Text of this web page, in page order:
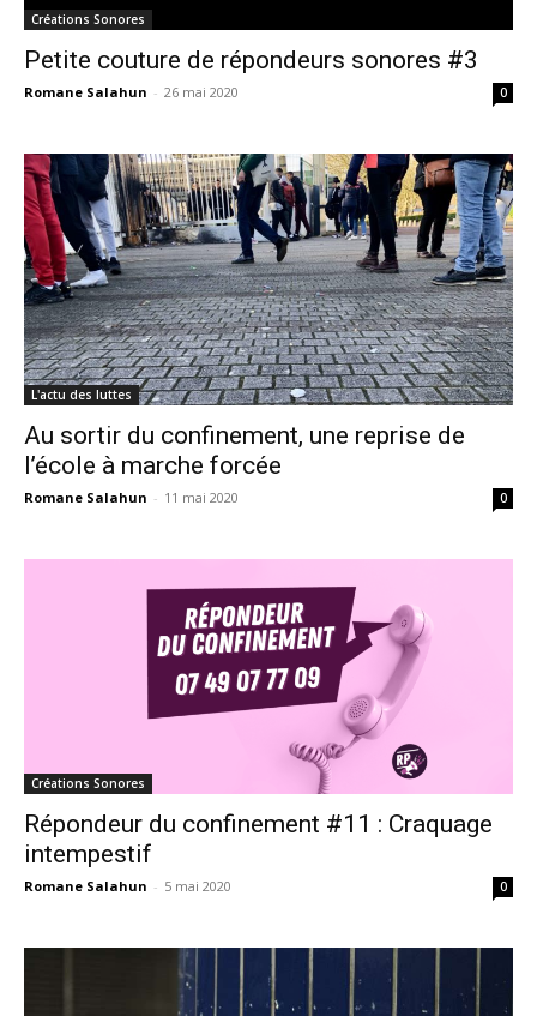
Créations Sonores
Petite couture de répondeurs sonores #3
Romane Salahun - 26 mai 2020 0
L'actu des luttes
Au sortir du confinement, une reprise de
l’école à marche forcée
Romane Salahun - 11 mai 2020 0
Créations Sonores
Répondeur du confinement #11 : Craquage
intempestif
Romane Salahun - 5 mai 2020 0